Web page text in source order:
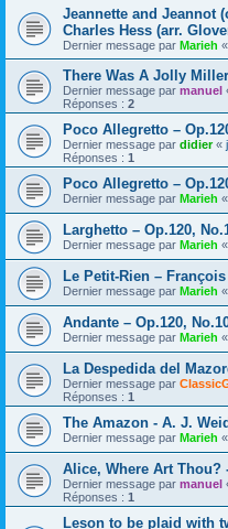
Jeannette and Jeannot
Charles Hess (arr.
Dernier message par Marieh «
There Was A Jolly
Dernier message par manuel
Réponses : 2
Poco Allegretto –
Dernier message par didier«
Réponses : 1
Poco Allegretto –
Dernier message par Marieh «
Larghetto – Op.120,
Dernier message par Marieh «
Le Petit-Rien –
Dernier message par Marieh «
Andante – Op.120,
Dernier message par Marieh «
La Despedida del
Dernier message par
Réponses : 1
The Amazon - A. J.
Dernier message par Marieh «
Alice, Where Art Thou?
Dernier message par manuel
Réponses : 1
Leson to be plaid with